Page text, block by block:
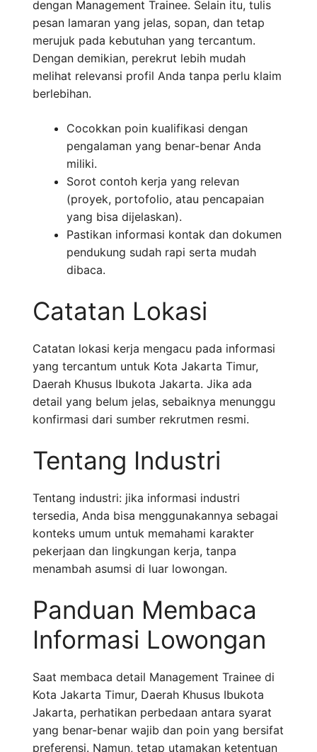
dengan Management Trainee. Selain itu, tulis
pesan lamaran yang jelas, sopan, dan tetap
merujuk pada kebutuhan yang tercantum.
Dengan demikian, perekrut lebih mudah
melihat relevansi profil Anda tanpa perlu klaim
berlebihan.
Cocokkan poin kualifikasi dengan
pengalaman yang benar-benar Anda
miliki.
Sorot contoh kerja yang relevan
(proyek, portofolio, atau pencapaian
yang bisa dijelaskan).
Pastikan informasi kontak dan dokumen
pendukung sudah rapi serta mudah
dibaca.
Catatan Lokasi
Catatan lokasi kerja mengacu pada informasi
yang tercantum untuk Kota Jakarta Timur,
Daerah Khusus Ibukota Jakarta. Jika ada
detail yang belum jelas, sebaiknya menunggu
konfirmasi dari sumber rekrutmen resmi.
Tentang Industri
Tentang industri: jika informasi industri
tersedia, Anda bisa menggunakannya sebagai
konteks umum untuk memahami karakter
pekerjaan dan lingkungan kerja, tanpa
menambah asumsi di luar lowongan.
Panduan Membaca
Informasi Lowongan
Saat membaca detail Management Trainee di
Kota Jakarta Timur, Daerah Khusus Ibukota
Jakarta, perhatikan perbedaan antara syarat
yang benar-benar wajib dan poin yang bersifat
preferensi. Namun, tetap utamakan ketentuan